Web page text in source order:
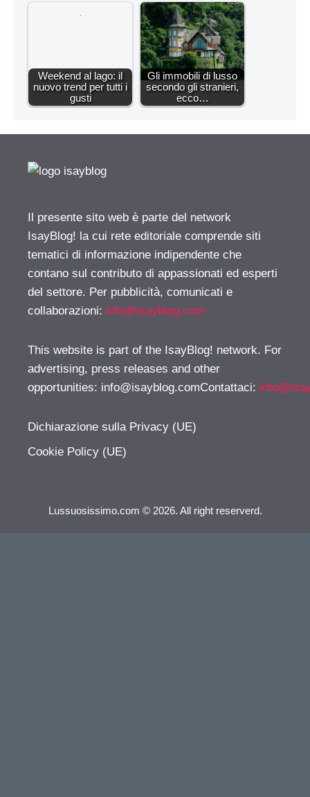
Weekend al lago: il
nuovo trend per tutti i
gusti
Gli immobili di lusso
secondo gli stranieri,
ecco…
Il presente sito web è parte del network
IsayBlog! la cui rete editoriale comprende siti
tematici di informazione indipendente che
contano sul contributo di appassionati ed esperti
del settore. Per pubblicità, comunicati e
collaborazioni: info@isayblog.com
This website is part of the IsayBlog! network. For
advertising, press releases and other
opportunities: info@isayblog.comContattaci:
Dichiarazione sulla Privacy (UE)
Cookie Policy (UE)
Lussuosissimo.com © 2026. All right reserverd.